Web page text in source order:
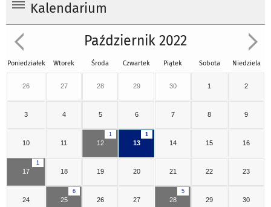
Kalendarium
Październik 2022
Poniedziałek Wtorek Środa Czwartek Piątek Sobota Niedziela
26 27 28 29 30 1 2
3 4 5 6 7 8 9
10 11
1
12
1
13 14 15 16
1
17 18 19 20 21 22 23
24
6
25 26 27
5
28 29 30